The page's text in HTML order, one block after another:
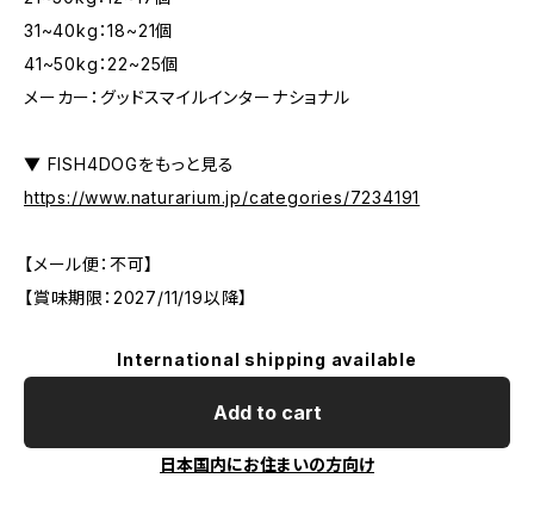
31~40kg：18~21個
41~50kg：22~25個
メーカー：グッドスマイルインターナショナル
▼ FISH4DOGをもっと見る
https://www.naturarium.jp/categories/7234191
【メール便：不可】
【賞味期限：2027/11/19以降】
International shipping available
Add to cart
日本国内にお住まいの方向け